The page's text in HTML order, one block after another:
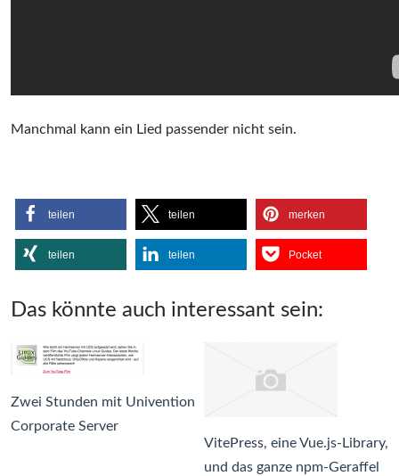
Manchmal kann ein Lied passender nicht sein.
teilen teilen merken
teilen teilen Pocket
Das könnte auch interessant sein:
Zwei Stunden mit Univention
Corporate Server
VitePress, eine Vue.js-Library,
und das ganze npm-Geraffel